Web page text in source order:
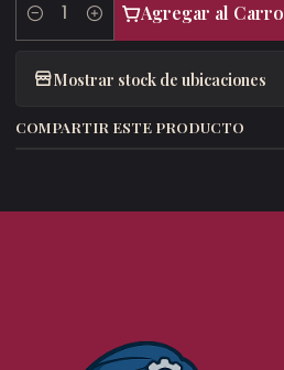
Cantidad
Agregar al Carro
Mostrar stock de ubicaciones
COMPARTIR ESTE PRODUCTO